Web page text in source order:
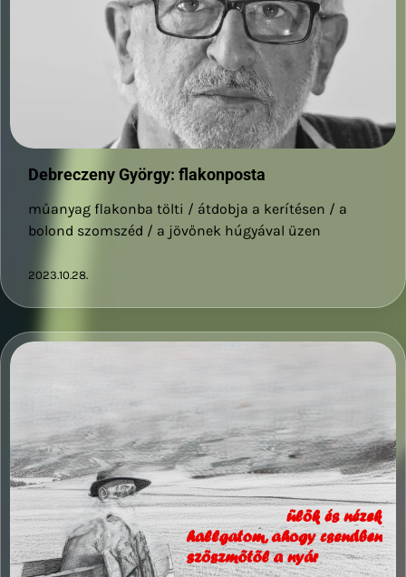
Debreczeny György: flakonposta
műanyag flakonba tölti / átdobja a kerítésen / a
bolond szomszéd / a jövőnek húgyával üzen
2023.10.28.